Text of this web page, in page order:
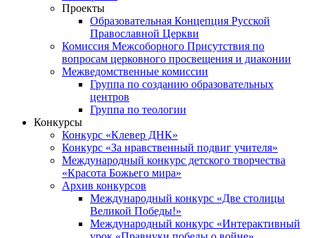
Проекты
Образовательная Концепция Русской
Православной Церкви
Комиссия Межсоборного Присутствия по
вопросам церковного просвещения и диаконии
Межведомственные комиссии
Группа по созданию образовательных
центров
Группа по теологии
Конкурсы
Конкурс «Клевер ДНК»
Конкурс «За нравственный подвиг учителя»
Международный конкурс детского творчества
«Красота Божьего мира»
Архив конкурсов
Международный конкурс «Две столицы
Великой Победы!»
Международный конкурс «Интерактивный